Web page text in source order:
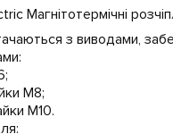
з виводами,
М8;
М10.